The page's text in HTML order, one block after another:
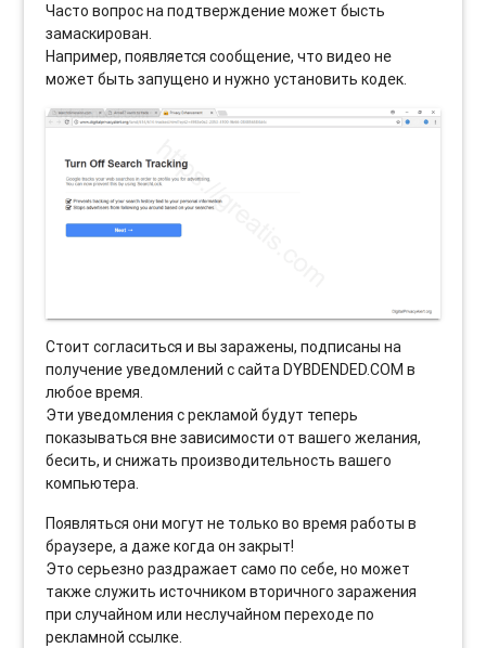
Часто вопрос на подтверждение может бысть
замаскирован.
Например, появляется сообщение, что видео не
может быть запущено и нужно установить кодек.
Стоит согласиться и вы заражены, подписаны на
получение уведомлений с сайта DYBDENDED.COM в
любое время.
Эти уведомления с рекламой будут теперь
показываться вне зависимости от вашего желания,
бесить, и снижать производительность вашего
компьютера.
Появляться они могут не только во время работы в
браузере, а даже когда он закрыт!
Это серьезно раздражает само по себе, но может
также служить источником вторичного заражения
при случайном или неслучайном переходе по
рекламной ссылке.